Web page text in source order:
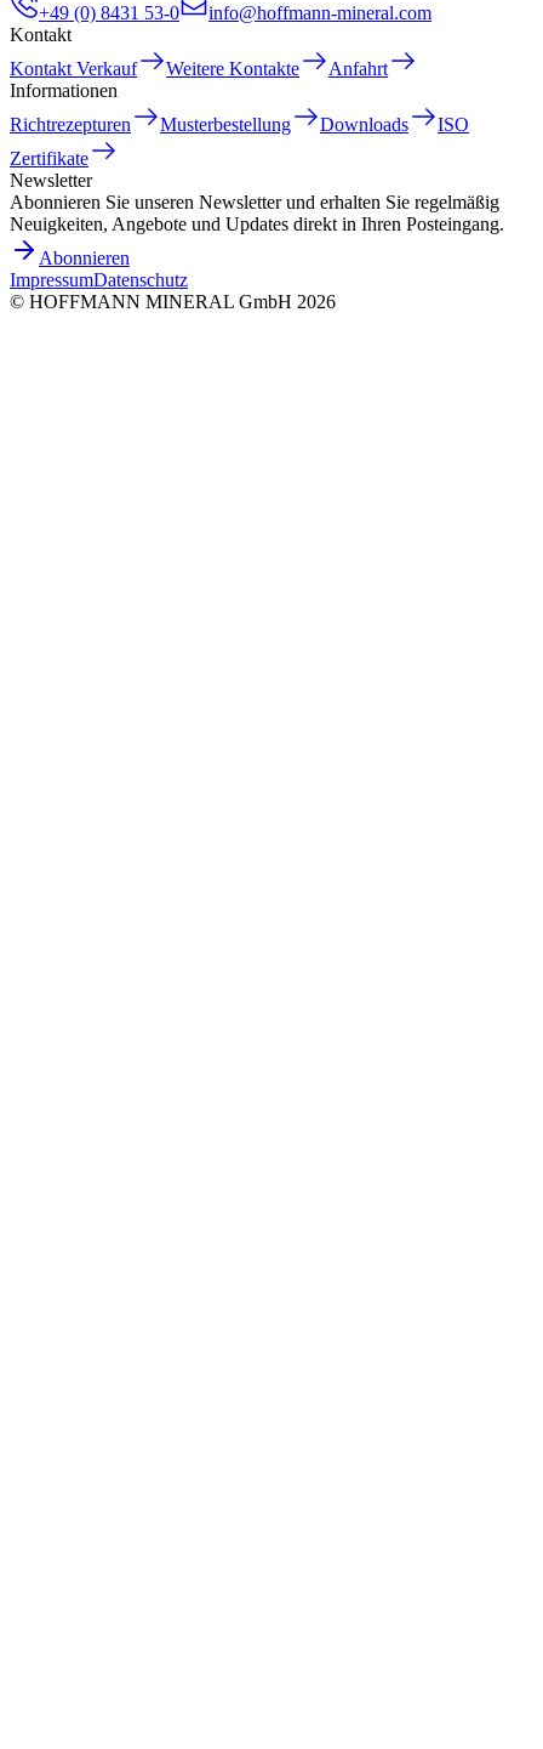
+49 (0) 8431 53-0
info@hoffmann-mineral.com
Kontakt
Kontakt Verkauf
Weitere Kontakte
Anfahrt
Informationen
Richtrezepturen
Musterbestellung Downloads
ISO
Zertifikate
Newsletter
Abonnieren Sie unseren Newsletter und erhalten Sie regelmäßig
Neuigkeiten, Angebote und Updates direkt in Ihren Posteingang.
Abonnieren
ImpressumDatenschutz
© HOFFMANN MINERAL GmbH 2026